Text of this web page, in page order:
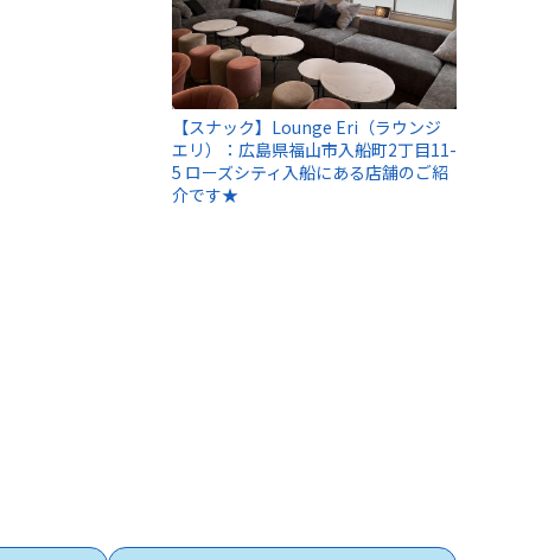
【スナック】Lounge Eri（ラウンジ
エリ）：広島県福山市入船町2丁目11-
5 ローズシティ入船にある店舗のご紹
介です★